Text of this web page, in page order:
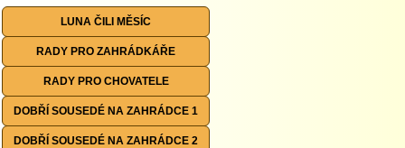
LUNA ČILI MĚSÍC
RADY PRO ZAHRÁDKÁŘE
RADY PRO CHOVATELE
DOBŘÍ SOUSEDÉ NA ZAHRÁDCE 1
DOBŘÍ SOUSEDÉ NA ZAHRÁDCE 2